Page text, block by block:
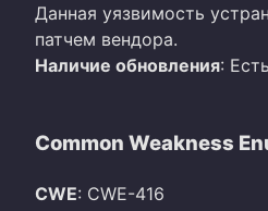
Данная уязвимость
патчем вендора.
Наличие обновления: Есть
Common Weakness
CWE: CWE-416